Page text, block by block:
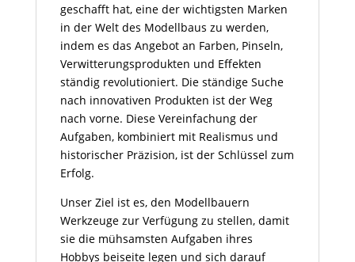
geschafft hat, eine der wichtigsten Marken
in der Welt des Modellbaus zu werden,
indem es das Angebot an Farben, Pinseln,
Verwitterungsprodukten und Effekten
ständig revolutioniert. Die ständige Suche
nach innovativen Produkten ist der Weg
nach vorne. Diese Vereinfachung der
Aufgaben, kombiniert mit Realismus und
historischer Präzision, ist der Schlüssel zum
Erfolg.
Unser Ziel ist es, den Modellbauern
Werkzeuge zur Verfügung zu stellen, damit
sie die mühsamsten Aufgaben ihres
Hobbys beiseite legen und sich darauf